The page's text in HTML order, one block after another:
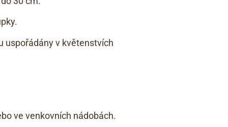
uspořádány v květenstvích
ve venkovních nádobách.